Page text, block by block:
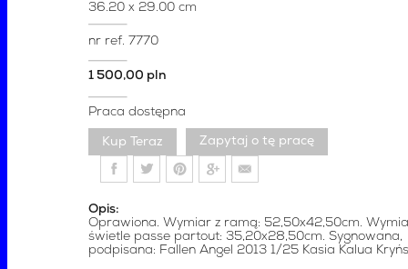
36.20 x 29.00 cm
nr ref. 7770
1 500,00 pln
Praca dostępna
Zapytaj o tę pracę
Opis:
Oprawiona. Wymiar z ramą: 52,50x42,50cm.
świetle passe partout: 35,20x28,50cm. Sygnowana,
podpisana: Fallen Angel 2013 1/25 Kasia Kalua